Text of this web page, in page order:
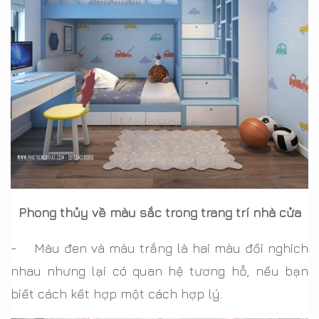
Phong thủy về màu sắc trong trang trí nhà cửa
- Màu đen và màu trắng là hai màu đối nghich
nhau nhưng lại có quan hệ tương hỗ, nếu bạn
biết cách kết hợp một cách hợp lý.